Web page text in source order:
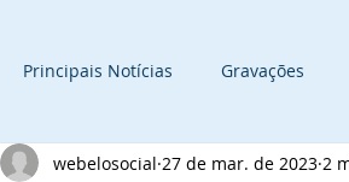
Principais Notícias Gravações
webelosocial 27 de mar. de 2023 2